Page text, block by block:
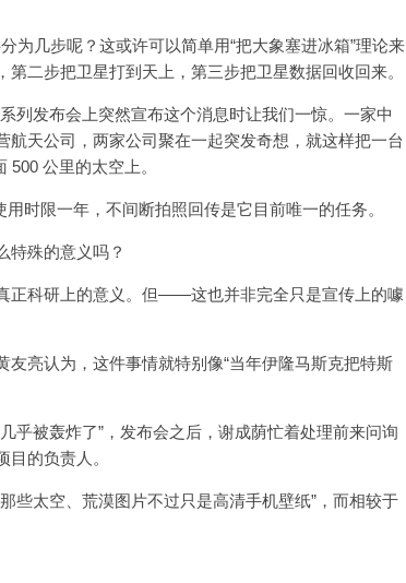
几步呢？这或许可以简单用“把大象塞进冰箱”理论来
二步把卫星打到天上，第三步把卫星数据回收回来。
发布会上突然宣布这个消息时让我们一惊。一家中
航天公司，两家公司聚在一起突发奇想，就这样把一台
500 公里的太空上。
时限一年，不间断拍照回传是它目前唯一的任务。
殊的意义吗？
科研上的意义。但——这也并非完全只是宣传上的噱
亮认为，这件事情就特别像“当年伊隆马斯克把特斯
被轰炸了”，发布会之后，谢成荫忙着处理前来问询
的负责人。
太空、荒漠图片不过只是高清手机壁纸”，而相较于